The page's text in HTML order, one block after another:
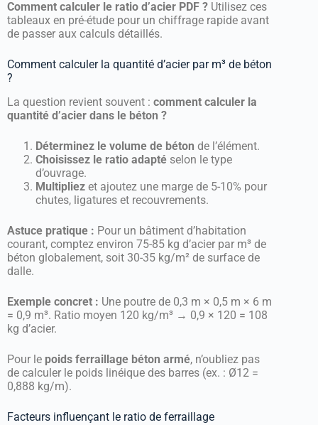
Comment calculer le ratio d’acier PDF ? Utilisez ces
tableaux en pré-étude pour un chiffrage rapide avant
de passer aux calculs détaillés.
Comment calculer la quantité d’acier par m³ de béton
?
La question revient souvent : comment calculer la
quantité d’acier dans le béton ?
Déterminez le volume de béton de l’élément.
Choisissez le ratio adapté selon le type
d’ouvrage.
Multipliez et ajoutez une marge de 5-10% pour
chutes, ligatures et recouvrements.
Astuce pratique : Pour un bâtiment d’habitation
courant, comptez environ 75-85 kg d’acier par m³ de
béton globalement, soit 30-35 kg/m² de surface de
dalle.
Exemple concret : Une poutre de 0,3 m × 0,5 m × 6 m
= 0,9 m³. Ratio moyen 120 kg/m³ → 0,9 × 120 = 108
kg d’acier.
Pour le poids ferraillage béton armé, n’oubliez pas
de calculer le poids linéique des barres (ex. : Ø12 =
0,888 kg/m).
Facteurs influençant le ratio de ferraillage